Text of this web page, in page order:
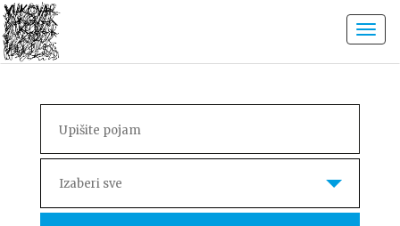
Izaberi sve